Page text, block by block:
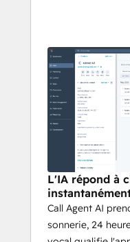
CRM rempli
en contexte
L'IA répond à
Call Agent AI
sonnerie, 24